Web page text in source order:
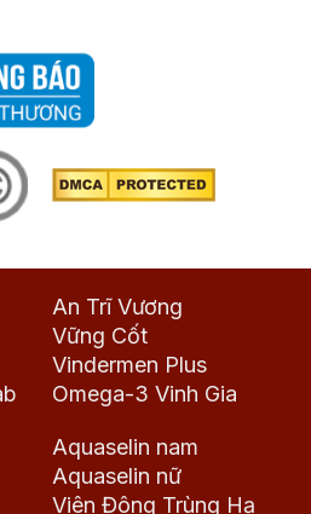
An Trĩ Vương
Vững Cốt
Vindermen Plus
Omega-3 Vinh Gia
Aquaselin nam
Aquaselin nữ
Viên Đông Trùng Hạ